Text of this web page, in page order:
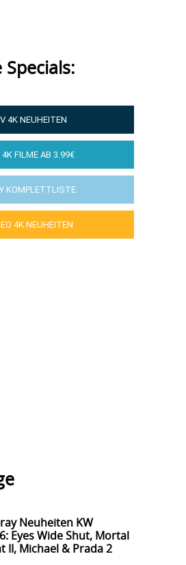
Specials:
4K NEUHEITEN
4K FILME AB 3.99€
KOMPLETTLISTE
4K NEUHEITEN
Neuheiten KW
Eyes Wide Shut, Mortal
II, Michael & Prada 2